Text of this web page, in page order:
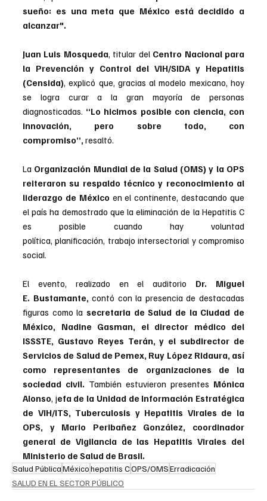
sueño: es una meta que México está decidido a
alcanzar".
Juan Luis Mosqueda, titular del Centro Nacional para
la Prevención y Control del VIH/SIDA y Hepatitis
(Censida), explicó que, gracias al modelo mexicano, hoy
se logra curar a la gran mayoría de personas
diagnosticadas. “Lo hicimos posible con ciencia, con
innovación, pero sobre todo, con
compromiso”, resaltó.
La Organización Mundial de la Salud (OMS) y la OPS
reiteraron su respaldo técnico y reconocimiento al
liderazgo de México en el continente, destacando que
el país ha demostrado que la eliminación de la Hepatitis C
es posible cuando hay voluntad
política, planificación, trabajo intersectorial y compromiso
social.
El evento, realizado en el auditorio Dr. Miguel
E. Bustamante, contó con la presencia de destacadas
figuras como la secretaria de Salud de la Ciudad de
México, Nadine Gasman, el director médico del
ISSSTE, Gustavo Reyes Terán, y el subdirector de
Servicios de Salud de Pemex, Ruy López Ridaura, así
como representantes de organizaciones de la
sociedad civil. También estuvieron presentes Mónica
Alonso, jefa de la Unidad de Información Estratégica
de VIH/ITS, Tuberculosis y Hepatitis Virales de la
OPS, y Mario Peribañez González, coordinador
general de Vigilancia de las Hepatitis Virales del
Ministerio de Salud de Brasil.
Salud PúblicaMéxicohepatitis COPS/OMSErradicación
SALUD EN EL SECTOR PÚBLICO